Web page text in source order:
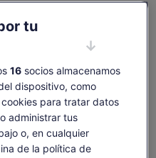
de esta página se haya
Se
abre
en
tu
16socios almacenamos
dispositivo, como
para tratar datos
administrar tus
o, en cualquier
de la política de